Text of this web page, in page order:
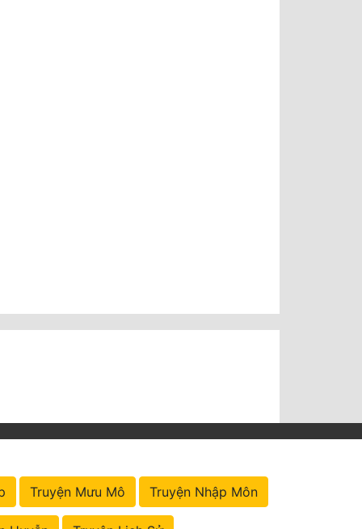
Truyện Mưu Mô Truyện Nhập Môn